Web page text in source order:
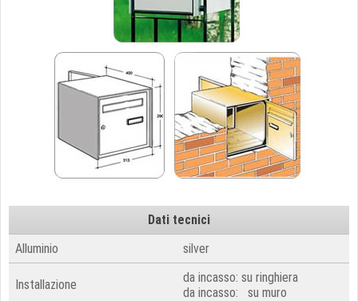
Dati tecnici
Alluminio
silver
Installazione
da incasso: su ringhiera
da incasso: su muro